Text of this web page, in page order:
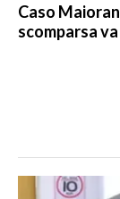
Caso
scomparsa